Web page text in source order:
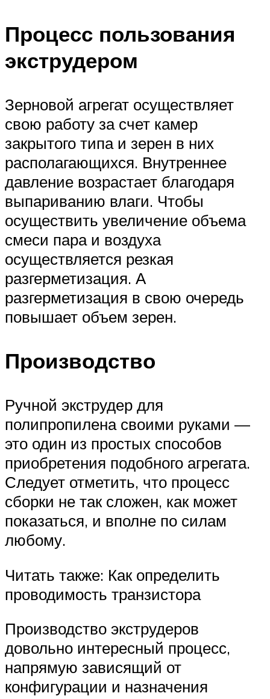
Процесс пользования
экструдером
Зерновой агрегат осуществляет
свою работу за счет камер
закрытого типа и зерен в них
располагающихся. Внутреннее
давление возрастает благодаря
выпариванию влаги. Чтобы
осуществить увеличение объема
смеси пара и воздуха
осуществляется резкая
разгерметизация. А
разгерметизация в свою очередь
повышает объем зерен.
Производство
Ручной экструдер для
полипропилена своими руками —
это один из простых способов
приобретения подобного агрегата.
Следует отметить, что процесс
сборки не так сложен, как может
показаться, и вполне по силам
любому.
Читать также: Как определить
проводимость транзистора
Производство экструдеров
довольно интересный процесс,
напрямую зависящий от
конфигурации и назначения